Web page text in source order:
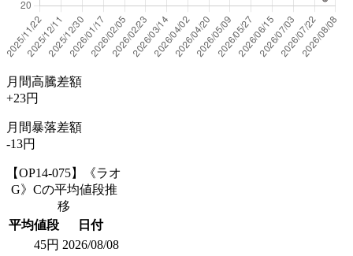
月間高騰差額
+23円
月間暴落差額
-13円
【OP14-075】《ラオ
G》Cの平均値段推
移
平均値段
日付
45円 2026/08/08